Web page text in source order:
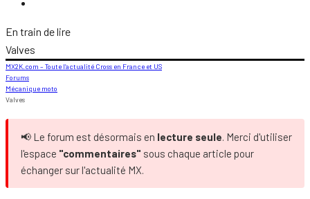
En train de lire
Valves
MX2K.com – Toute l’actualité Cross en France et US
Forums
Mécanique moto
Valves
📢 Le forum est désormais en lecture seule. Merci d'utiliser
l'espace "commentaires" sous chaque article pour
échanger sur l'actualité MX.